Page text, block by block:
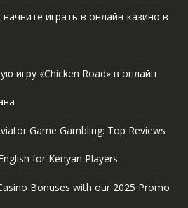
играть в онлайн-казино в
игру «Chicken Road» в онлайн
Game Gambling: Top Reviews
for Kenyan Players
Bonuses with our 2025 Promo